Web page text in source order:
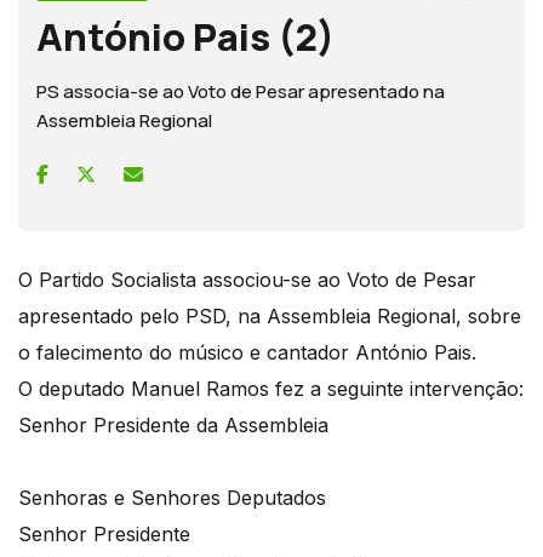
António Pais (2)
PS associa-se ao Voto de Pesar apresentado na
Assembleia Regional
O Partido Socialista associou-se ao Voto de Pesar
apresentado pelo PSD, na Assembleia Regional, sobre
o falecimento do músico e cantador António Pais.
O deputado Manuel Ramos fez a seguinte intervenção:
Senhor Presidente da Assembleia
Senhoras e Senhores Deputados
Senhor Presidente